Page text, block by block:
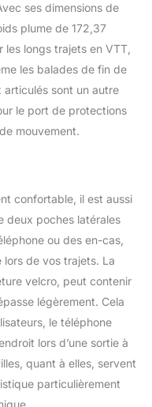
de 74,9 cm.
: doublure
non incluse
nylon recyclé,
avec
réglable et
plein air :
pour le
la course, le
le golf, les
de croisière en
ou
et
de plein air.
garantie à
roulez-le. Portez-
le ou
ses dimensions de
plume de 172,37
longs trajets en VTT,
les balades de fin de
articulés sont un autre
le port de protections
mouvement.
confortable, il est aussi
deux poches latérales
ou des en-cas,
de vos trajets. La
velcro, peut contenir
légèrement. Cela
le téléphone
lors d’une sortie à
quant à elles, servent
particulièrement